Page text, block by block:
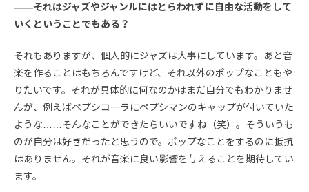
――それはジャズやジャンルにはとらわれずに自由な活動をして
いくということでもある？
それもありますが、個人的にジャズは大事にしています。あと音
楽を作ることはもちろんですけど、それ以外のポップなこともや
りたいです。それが具体的に何なのかはまだ自分でもわかりませ
んが、例えばペプシコーラにペプシマンのキャップが付いていた
ような……そんなことができたらいいですね（笑）。そういうも
のが自分は好きだったと思うので。ポップなことをするのに抵抗
はありません。それが音楽に良い影響を与えることを期待してい
ます。